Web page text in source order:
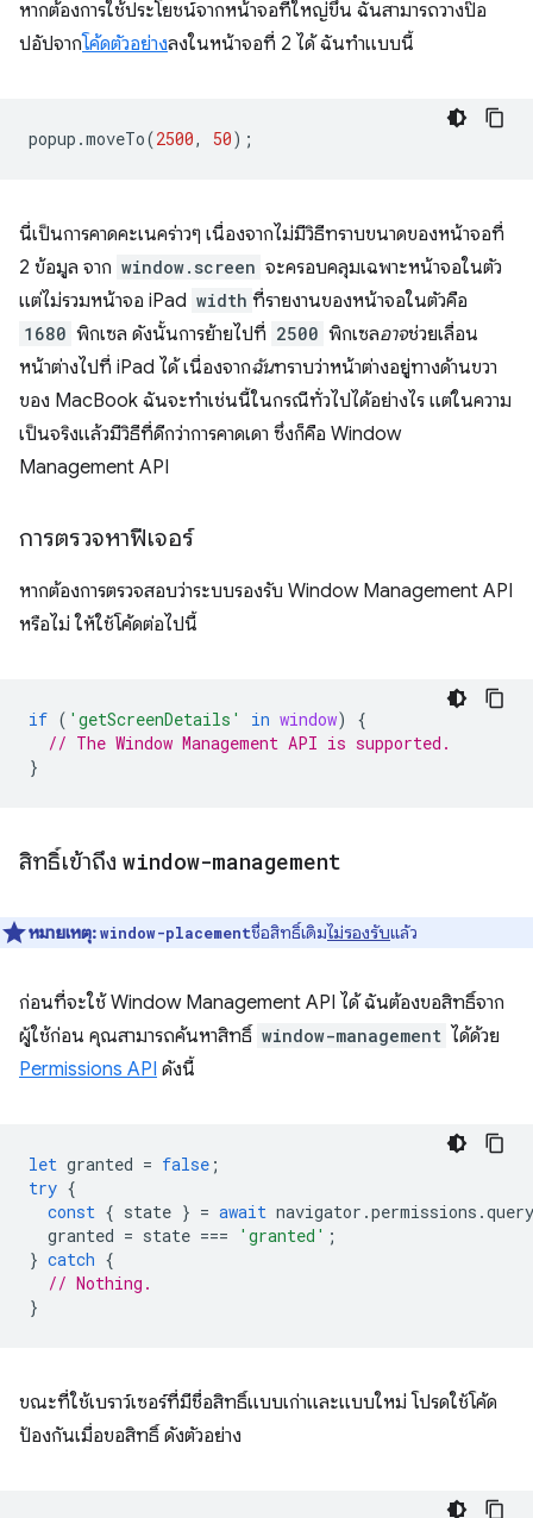
หากต้องการใช้ประโยชน์จากหน้าจอที่ใหญ่ขึ้น ฉันสามารถวางป๊อ
ปอัปจากโค้ดตัวอย่างลงในหน้าจอที่ 2 ได้ ฉันทำแบบนี้
popup .moveTo(2500, 50);
นี่เป็นการคาดคะเนคร่าวๆ เนื่องจากไม่มีวิธีทราบขนาดของหน้าจอที่
2 ข้อมูล จาก window.screen จะครอบคลุมเฉพาะหน้าจอในตัว
แต่ไม่รวมหน้าจอ iPad width ที่รายงานของหน้าจอในตัวคือ
1680 พิกเซล ดังนั้นการย้ายไปที่ 2500 พิกเซลอาจช่วยเลื่อน
หน้าต่างไปที่ iPad ได้ เนื่องจากฉันทราบว่าหน้าต่างอยู่ทางด้านขวา
ของ MacBook ฉันจะทำเช่นนี้ในกรณีทั่วไปได้อย่างไร แต่ในความ
เป็นจริงแล้วมีวิธีที่ดีกว่าการคาดเดา ซึ่งก็คือ Window
Management API
การตรวจหาฟีเจอร์
หากต้องการตรวจสอบว่าระบบรองรับ Window Management API
หรือไม่ ให้ใช้โค้ดต่อไปนี้
if ( 'getScreenDetails' in window)
{
// The Window Management API is supported.
}
สิทธิ์เข้าถึง window-management
หมายเหตุ:window-placementชื่อสิทธิ์เดิมไม่รองรับแล้ว
ก่อนที่จะใช้ Window Management API ได้ ฉันต้องขอสิทธิ์จาก
ผู้ใช้ก่อน คุณสามารถค้นหาสิทธิ์ window-management ได้ด้วย
Permissions API ดังนี้
let granted = false ;
try {
const { state } = await navigator .permissions .query
granted = state === 'granted' ;
} catch {
// Nothing.
}
ขณะที่ใช้เบราว์เซอร์ที่มีชื่อสิทธิ์แบบเก่าและแบบใหม่ โปรดใช้โค้ด
ป้องกันเมื่อขอสิทธิ์ ดังตัวอย่าง